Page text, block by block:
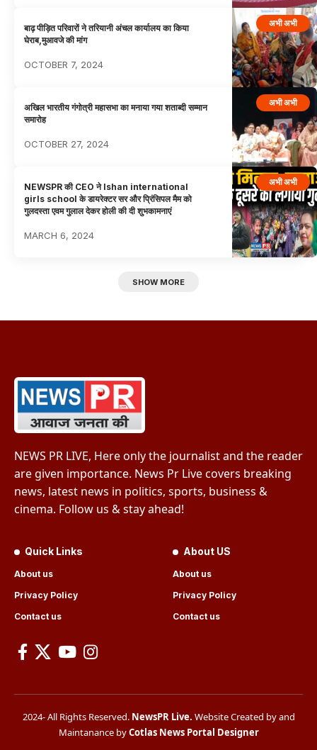
अभी अभी
बाढ़ पीड़ित परिवारों ने तरियानी अंचल कार्यालय का किया
घेराब,मुआवजे की मांग
OCTOBER 7, 2024
अभी अभी
अखिल भारतीय गंगोत्री महासभा का मनाया गया शताब्दी सम्मान
समारोह
OCTOBER 27, 2024
अभी अभी
NEWSPR की CEO ने Ishan international
girls school के डायरेक्टर सर और प्रिंसिपल मैम को
गुलदस्ता एवम गुलाल देकर होली की दी शुभकामनाएं
MARCH 6, 2024
SHOW MORE
NEWS PR LIVE, Here only the journalist and the reader
are given importance. News Pr Live covers breaking
news, latest news in politics, sports, business &
cinema. Follow us & stay ahead!
Quick Links
About us
Privacy Policy
Contact us
About US
About us
Privacy Policy
Contact us
2024- All Rights Reserved. NewsPR Live. Website Created by and
Maintanance byCotlas News Portal Designer